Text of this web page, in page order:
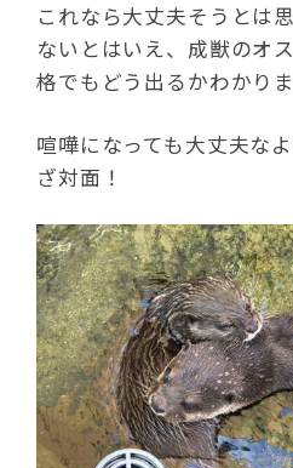
これなら大丈夫そうとは
ないとはいえ、成獣のオ
格でもどう出るかわかりま
喧嘩になっても大丈夫な
ざ対面！